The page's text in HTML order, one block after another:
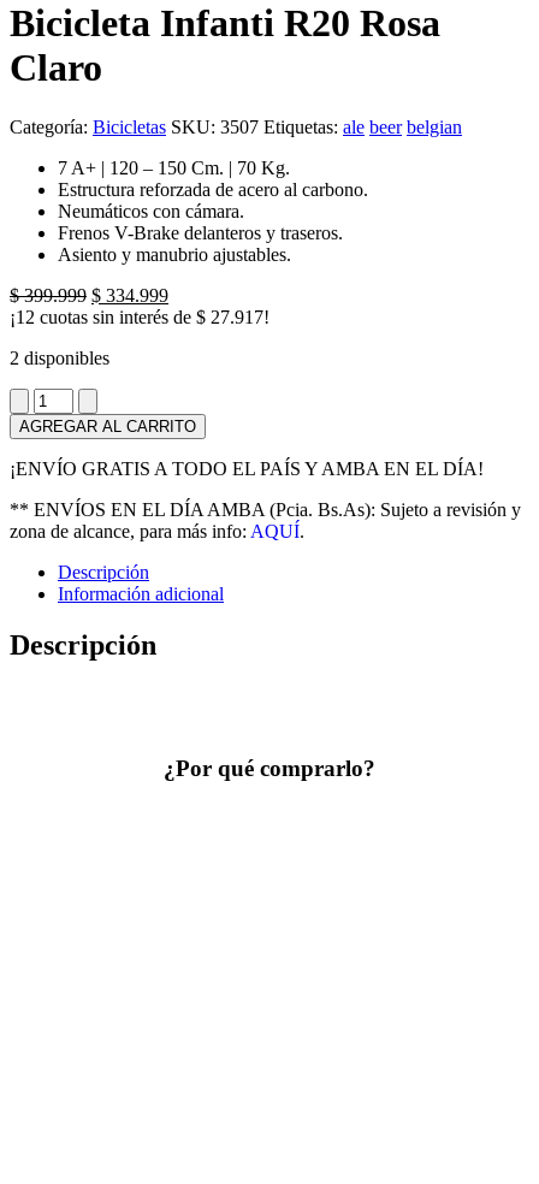
Bicicleta Infanti R20 Rosa
Claro
Categoría: Bicicletas SKU: 3507 Etiquetas: ale beer belgian
7 A+ | 120 – 150 Cm. | 70 Kg.
Estructura reforzada de acero al carbono.
Neumáticos con cámara.
Frenos V-Brake delanteros y traseros.
Asiento y manubrio ajustables.
$399.999 El
precio
era:
$ 334.999El
precio
¡12 cuotas sin interés de $ 27.917!
2 disponibles
Bicicleta
Infanti
R20
Rosa
Claro
cantidad
AGREGAR AL CARRITO
¡ENVÍO GRATIS A TODO EL PAÍS Y AMBA EN EL DÍA!
** ENVÍOS EN EL DÍA AMBA (Pcia. Bs.As): Sujeto a revisión y
zona de alcance, para más info: AQUÍ.
Descripción
Información adicional
Descripción
¿Por qué comprarlo?